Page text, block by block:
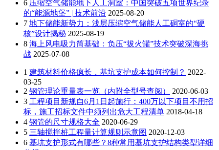
6 压缩空气储能地下人工洞室：中国突破五项世界纪录
的“能源地堡” | 技术前沿 2025-08-20
7 地下储能新势力：浅层压缩空气储能人工硐室的“硬
核”设计揭秘 2025-08-19
8 海上风电吸力筒基础：负压“拔火罐”技术突破深海挑
战 2025-07-08
1 建筑材料价格疯长，基坑支护成本如何控制？ 2022-
03-25
2 钢管理论重量表一览（内附全型号查阅）
2020-06-03
3 工程项目新规自6月1日起施行：400万以下项目不用招
标，施工招标文件中须列出危大工程清单 2018-04-18
4 钢管的尺寸规格大全 2020-06-29
5 三轴搅拌桩工程量计算规则示意图 2020-12-03
6 基坑支护形式有哪些？8种常用基坑支护结构类型详细